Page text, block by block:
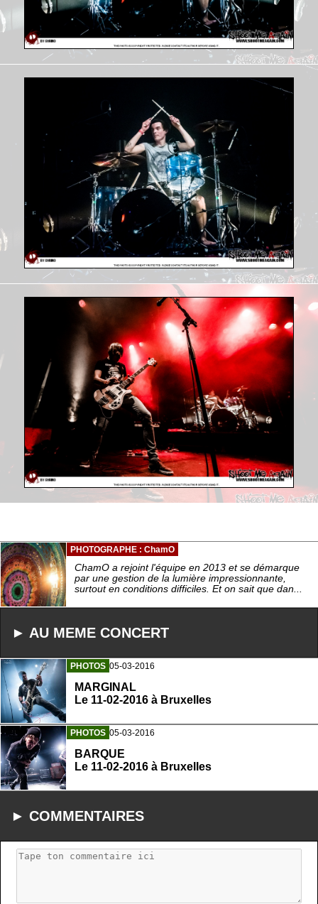
PHOTOGRAPHE : ChamO
ChamO a rejoint l'équipe en 2013 et se démarque
par une gestion de la lumière impressionnante,
surtout en conditions difficiles. Et on sait que dan...
► AU MEME CONCERT
PHOTOS 05-03-2016
MARGINAL
Le 11-02-2016 à Bruxelles
PHOTOS 05-03-2016
BARQUE
Le 11-02-2016 à Bruxelles
► COMMENTAIRES